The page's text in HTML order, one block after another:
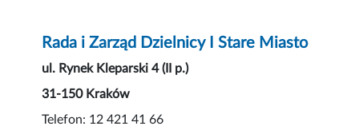
Rada i Zarząd Dzielnicy I Stare Miasto
ul. Rynek Kleparski 4 (II p.)
31-150 Kraków
Telefon: 12 421 41 66